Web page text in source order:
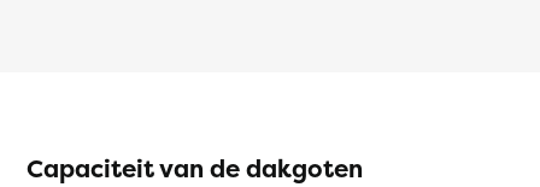
Capaciteit van de dakgoten